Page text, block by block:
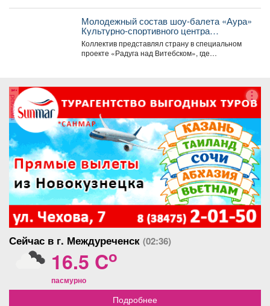
Молодежный состав шоу-балета «Аура»
Культурно-спортивного центра
металлургов победил в международном
конкурсе «Славянский базар» в
Витебске.
Коллектив представлял страну в специальном
проекте «Радуга над Витебском», где
реклама
Сейчас в г. Междуреченск (02:36)
16.5 Co
пасмурно
Подробнее